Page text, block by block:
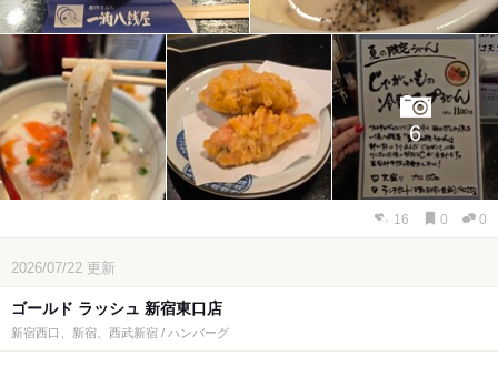
6
16 0 0
2026/07/22 更新
ゴールド ラッシュ 新宿東口店
新宿西口、新宿、西武新宿 / ハンバーグ